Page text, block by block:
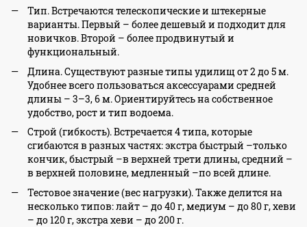
Тип. Встречаются телескопические и штекерные
варианты. Первый – более дешевый и подходит для
новичков. Второй – более продвинутый и
функциональный.
Длина. Существуют разные типы удилищ от 2 до 5 м.
Удобнее всего пользоваться аксессуарами средней
длины – 3–3, 6 м. Ориентируйтесь на собственное
удобство, рост и тип водоема.
Строй (гибкость). Встречается 4 типа, которые
сгибаются в разных частях: экстра быстрый –только
кончик, быстрый –в верхней трети длины, средний –
в верхней половине, медленный –по всей длине.
Тестовое значение (вес нагрузки). Также делится на
несколько типов: лайт – до 40 г, медиум – до 80 г, хеви
– до 120 г, экстра хеви – до 200 г.